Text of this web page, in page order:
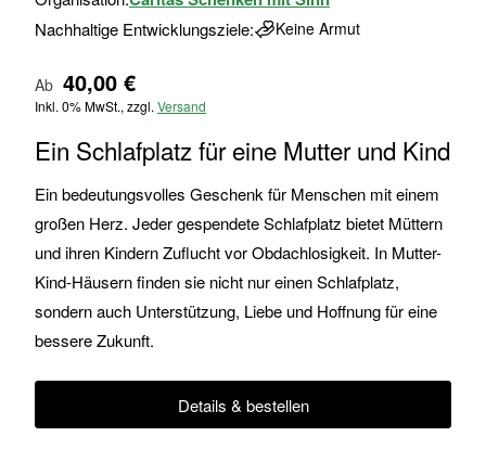
Nachhaltige Entwicklungsziele: Keine Armut
Ab 40,00 €
Inkl. 0% MwSt., zzgl. Versand
Ein Schlafplatz für eine Mutter und Kind
Ein bedeutungsvolles Geschenk für Menschen mit einem
großen Herz. Jeder gespendete Schlafplatz bietet Müttern
und ihren Kindern Zuflucht vor Obdachlosigkeit. In Mutter-
Kind-Häusern finden sie nicht nur einen Schlafplatz,
sondern auch Unterstützung, Liebe und Hoffnung für eine
bessere Zukunft.
Details & bestellen